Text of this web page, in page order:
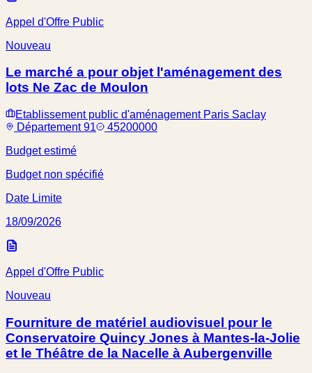
Appel d'Offre Public
Nouveau
Le marché a pour objet l'aménagement des
lots Ne Zac de Moulon
Etablissement public d'aménagement Paris Saclay
Département 91
45200000
Budget estimé
Budget non spécifié
Date Limite
18/09/2026
Appel d'Offre Public
Nouveau
Fourniture de matériel audiovisuel pour le
Conservatoire Quincy Jones à Mantes-la-Jolie
et le Théâtre de la Nacelle à Aubergenville